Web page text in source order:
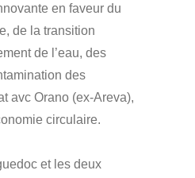
en faveur du
de la transition
de l’eau, des
des
avc Orano (ex-Areva),
circulaire.
et les deux